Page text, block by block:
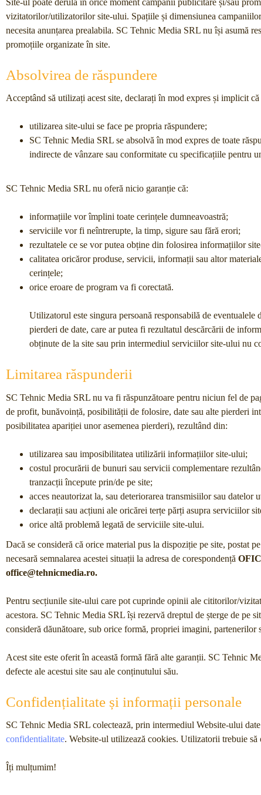
vizitatorilor/utilizatorilor site-ului. Spațiile și dimensiunea
necesita anunțarea prealabila. SC Tehnic Media SRL nu își asumă
promoțiile organizate în site.
Absolvirea de răspundere
Acceptând să utilizați acest site, declarați în mod expres și implicit
utilizarea site-ului se face pe propria răspundere;
SC Tehnic Media SRL se absolvă în mod expres de toate
indirecte de vânzare sau conformitate cu specificațiile pentru
SC Tehnic Media SRL nu oferă nicio garanție că:
informațiile vor împlini toate cerințele dumneavoastră;
serviciile vor fi neîntrerupte, la timp, sigure sau fără erori;
rezultatele ce se vor putea obține din folosirea informațiilor
calitatea oricăror produse, servicii, informații sau altor
cerințele;
orice eroare de program va fi corectată.
Utilizatorul este singura persoană responsabilă de eventualele
pierderi de date, care ar putea fi rezultatul descărcării de
obținute de la site sau prin intermediul serviciilor site-ului nu
Limitarea răspunderii
SC Tehnic Media SRL nu va fi răspunzătoare pentru niciun fel de
de profit, bunăvoință, posibilității de folosire, date sau alte pierderi
posibilitatea apariției unor asemenea pierderi), rezultând din:
utilizarea sau imposibilitatea utilizării informațiilor site-ului;
costul procurării de bunuri sau servicii complementare
tranzacții începute prin/de pe site;
acces neautorizat la, sau deteriorarea transmisiilor sau datelor
declarații sau acțiuni ale oricărei terțe părți asupra serviciilor
orice altă problemă legată de serviciile site-ului.
Dacă se consideră că orice material pus la dispoziție pe site, postat
necesară semnalarea acestei situații la adresa de corespondență
office@tehnicmedia.ro.
Pentru secțiunile site-ului care pot cuprinde opinii ale cititorilor/
acestora. SC Tehnic Media SRL își rezervă dreptul de șterge de pe
consideră dăunătoare, sub orice formă, propriei imagini, partenerilor
Acest site este oferit în această formă fără alte garanții. SC Tehnic
defecte ale acestui site sau ale conținutului său.
Confidențialitate și informații personale
SC Tehnic Media SRL colectează, prin intermediul Website-ului
confidentialitate. Website-ul utilizează cookies. Utilizatorii trebuie să
Îți mulțumim!